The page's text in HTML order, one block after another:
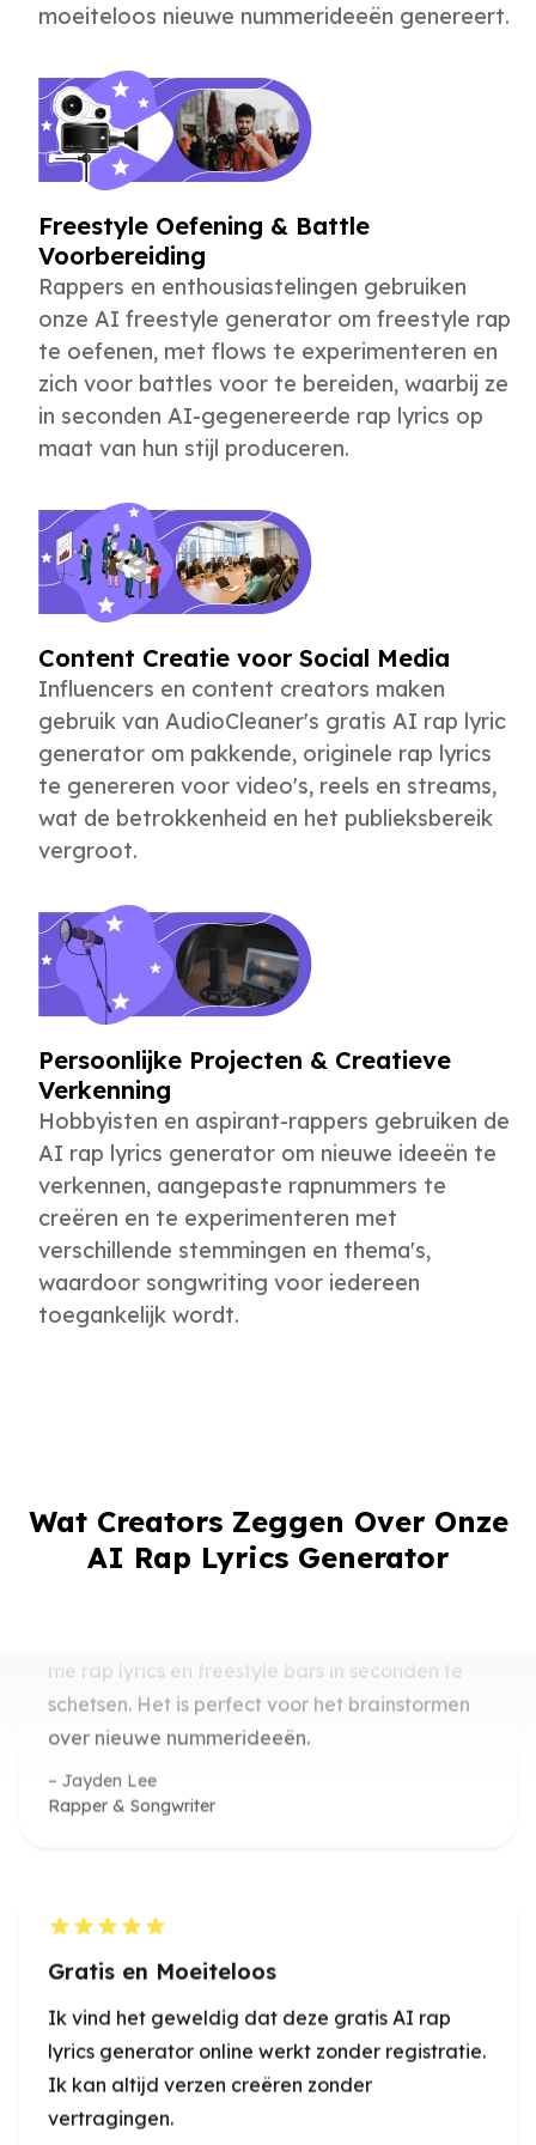
moeiteloos nieuwe nummerideeën genereert.
Freestyle Oefening & Battle
Voorbereiding
Rappers en enthousiastelingen gebruiken
onze AI freestyle generator om freestyle rap
te oefenen, met flows te experimenteren en
zich voor battles voor te bereiden, waarbij ze
in seconden AI-gegenereerde rap lyrics op
maat van hun stijl produceren.
Content Creatie voor Social Media
Influencers en content creators maken
gebruik van AudioCleaner's gratis AI rap lyric
generator om pakkende, originele rap lyrics
te genereren voor video's, reels en streams,
wat de betrokkenheid en het publieksbereik
vergroot.
Persoonlijke Projecten & Creatieve
Verkenning
Hobbyisten en aspirant-rappers gebruiken de
AI rap lyrics generator om nieuwe ideeën te
verkennen, aangepaste rapnummers te
creëren en te experimenteren met
verschillende stemmingen en thema's,
waardoor songwriting voor iedereen
toegankelijk wordt.
Wat Creators Zeggen Over Onze
AI Rap Lyrics Generator
AudioCleaner's AI Rap Lyrics Generator hielp
me rap lyrics en freestyle bars in seconden te
Rapper & Songwriter
lyrics generator online werkt zonder registratie.
Ik kan altijd verzen creëren zonder
Mia Chen
Music Producer